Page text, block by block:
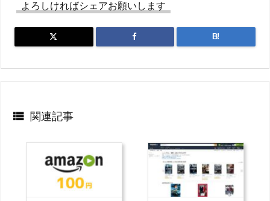
よろしければシェアお願いします
B!
 関連記事